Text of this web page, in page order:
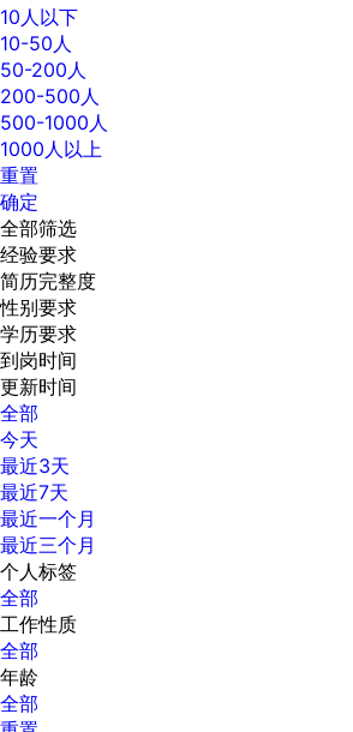
10人以下
10-50人
50-200人
200-500人
500-1000人
1000人以上
重置
确定
全部筛选
经验要求
简历完整度
性别要求
学历要求
到岗时间
更新时间
全部
今天
最近3天
最近7天
最近一个月
最近三个月
个人标签
全部
工作性质
全部
年龄
全部